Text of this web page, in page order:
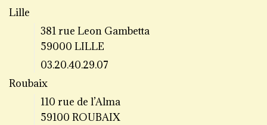
Lille
381 rue Leon Gambetta
59000 LILLE
03.20.40.29.07
Roubaix
110 rue de l’Alma
59100 ROUBAIX